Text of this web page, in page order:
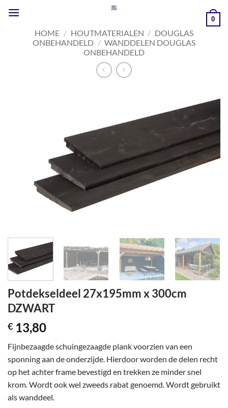
naar
0
HOME / HOUTMATERIALEN / DOUGLAS
ONBEHANDELD / WANDDELEN DOUGLAS
ONBEHANDELD
Potdekseldeel 27x195mm x 300cm
DZWART
€ 13,80
Fijnbezaagde schuingezaagde plank voorzien van een
sponning aan de onderzijde. Hierdoor worden de delen recht
op het achter frame bevestigd en trekken ze minder snel
krom. Wordt ook wel zweeds rabat genoemd. Wordt gebruikt
als wanddeel.